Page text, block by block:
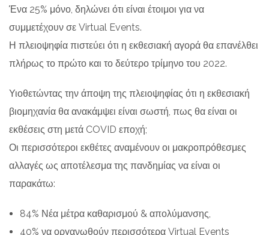
Ένα 25% μόνο, δηλώνει ότι είναι έτοιμοι για να
συμμετέχουν σε Virtual Events.
Η πλειοψηφία πιστεύει ότι η εκθεσιακή αγορά θα επανέλθει
πλήρως το πρώτο και το δεύτερο τρίμηνο του 2022.
Υιοθετώντας την άποψη της πλειοψηφίας ότι η εκθεσιακή
βιομηχανία θα ανακάμψει είναι σωστή, πως θα είναι οι
εκθέσεις στη μετά COVID εποχή;
Οι περισσότεροι εκθέτες αναμένουν οι μακροπρόθεσμες
αλλαγές ως αποτέλεσμα της πανδημίας να είναι οι
παρακάτω:
84% Νέα μέτρα καθαρισμού & απολύμανσης,
40% να οργανωθούν περισσότερα Virtual Events